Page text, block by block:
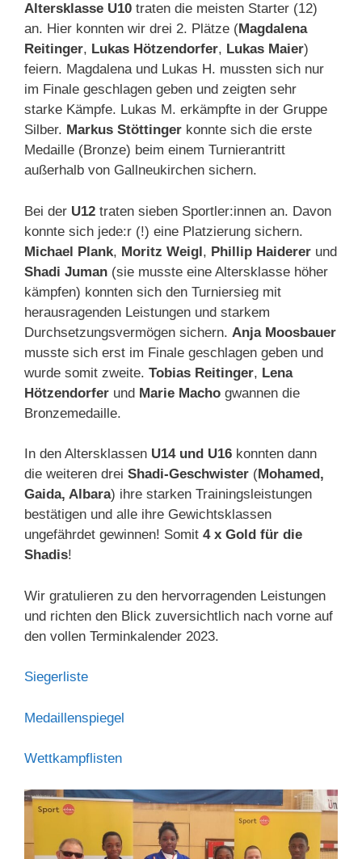
Altersklasse U10 traten die meisten Starter (12)
an. Hier konnten wir drei 2. Plätze (Magdalena
Reitinger, Lukas Hötzendorfer, Lukas Maier)
feiern. Magdalena und Lukas H. mussten sich nur
im Finale geschlagen geben und zeigten sehr
starke Kämpfe. Lukas M. erkämpfte in der Gruppe
Silber. Markus Stöttinger konnte sich die erste
Medaille (Bronze) beim einem Turnierantritt
außerhalb von Gallneukirchen sichern.
Bei der U12 traten sieben Sportler:innen an. Davon
konnte sich jede:r (!) eine Platzierung sichern.
Michael Plank, Moritz Weigl, Phillip Haiderer und
Shadi Juman (sie musste eine Altersklasse höher
kämpfen) konnten sich den Turniersieg mit
herausragenden Leistungen und starkem
Durchsetzungsvermögen sichern. Anja Moosbauer
musste sich erst im Finale geschlagen geben und
wurde somit zweite. Tobias Reitinger, Lena
Hötzendorfer und Marie Macho gwannen die
Bronzemedaille.
In den Altersklassen U14 und U16 konnten dann
die weiteren drei Shadi-Geschwister (Mohamed,
Gaida, Albara) ihre starken Trainingsleistungen
bestätigen und alle ihre Gewichtsklassen
ungefährdet gewinnen! Somit 4 x Gold für die
Shadis!
Wir gratulieren zu den hervorragenden Leistungen
und richten den Blick zuversichtlich nach vorne auf
den vollen Terminkalender 2023.
Siegerliste
Medaillenspiegel
Wettkampflisten